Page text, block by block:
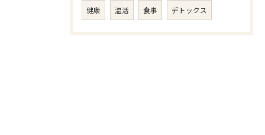
健康 温活 食事 デトックス